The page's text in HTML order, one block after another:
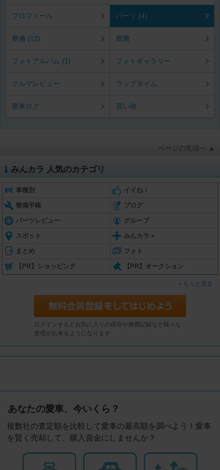
プロフィール パーツ (4)
整備 (12) 燃費
フォトアルバム (1) フォトギャラリー
クルマレビュー ラップタイム
愛車ログ 買い物
ページの先頭へ ▲
みんカラ 人気のカテゴリ
車種別 イイね！
整備手帳 ブログ
パーツレビュー グループ
スポット みんカラ＋
まとめ フォト
【PR】ショッピング 【PR】オークション
もっと見る
ログインするとお気に入りの保存や燃費記録など様々な
管理が出来るようになります
あなたの愛車、今いくら？
複数社の査定額を比較して愛車の最高額を調べよう！愛車
を賢く売却して、購入資金にしませんか？